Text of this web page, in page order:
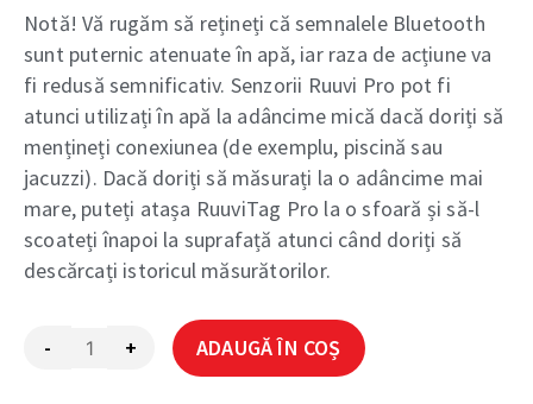
Notă! Vă rugăm să rețineți că semnalele Bluetooth
sunt puternic atenuate în apă, iar raza de acțiune va
fi redusă semnificativ. Senzorii Ruuvi Pro pot fi
atunci utilizați în apă la adâncime mică dacă doriți să
mențineți conexiunea (de exemplu, piscină sau
jacuzzi). Dacă doriți să măsurați la o adâncime mai
mare, puteți atașa RuuviTag Pro la o sfoară și să-l
scoateți înapoi la suprafață atunci când doriți să
descărcați istoricul măsurătorilor.
- + ADAUGĂ ÎN COȘ